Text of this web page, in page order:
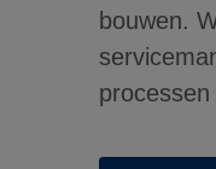
bouwen.